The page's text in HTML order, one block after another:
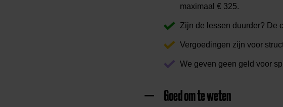
maximaal € 325.
Zijn de lessen duurder? De
Vergoedingen zijn voor
We geven geen geld voor
Goed om te weten